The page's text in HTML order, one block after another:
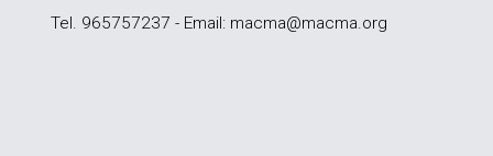
Tel. 965757237 - Email: macma@macma.org